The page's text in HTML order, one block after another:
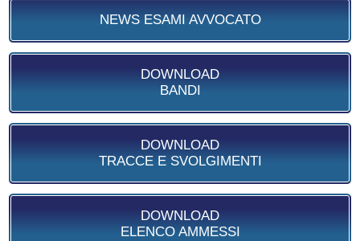
NEWS ESAMI AVVOCATO
DOWNLOAD
BANDI
DOWNLOAD
TRACCE E SVOLGIMENTI
DOWNLOAD
ELENCO AMMESSI